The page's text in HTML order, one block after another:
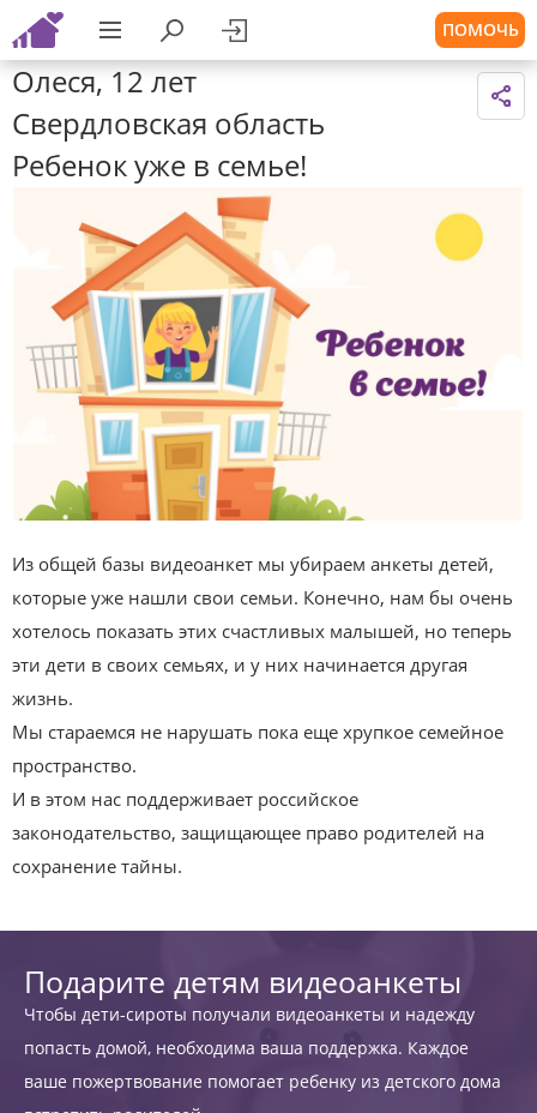
ПОМОЧЬ
Олеся, 12 лет
Свердловская область
Ребенок уже в семье!
Из общей базы видеоанкет мы убираем анкеты детей,
которые уже нашли свои семьи. Конечно, нам бы очень
хотелось показать этих счастливых малышей, но теперь
эти дети в своих семьях, и у них начинается другая
жизнь.
Мы стараемся не нарушать пока еще хрупкое семейное
пространство.
И в этом нас поддерживает российское
законодательство, защищающее право родителей на
сохранение тайны.
Подарите детям видеоанкеты
Чтобы дети-сироты получали видеоанкеты и надежду
попасть домой, необходима ваша поддержка. Каждое
ваше пожертвование помогает ребенку из детского дома